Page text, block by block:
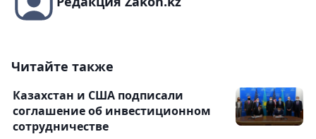
Читайте также
Казахстан и США подписали
соглашение об инвестиционном
сотрудничестве